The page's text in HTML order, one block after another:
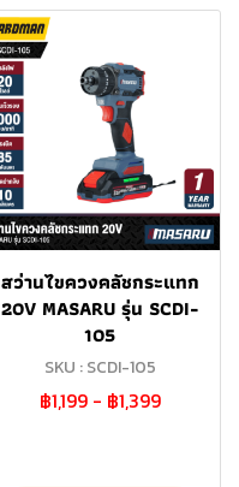
สว่านไขควงคลัชกระแทก
20V MASARU รุ่น SCDI-
105
SKU : SCDI-105
฿1,199- ฿1,399